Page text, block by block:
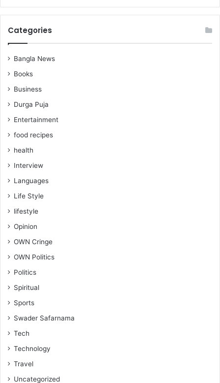
Categories
Bangla News
Books
Business
Durga Puja
Entertainment
food recipes
health
Interview
Languages
Life Style
lifestyle
Opinion
OWN Cringe
OWN Politics
Politics
Spiritual
Sports
Swader Safarnama
Tech
Technology
Travel
Uncategorized